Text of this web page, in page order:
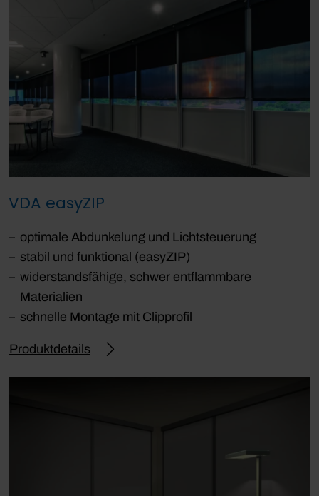
VDA easyZIP
optimale Abdunkelung und Lichtsteuerung
stabil und funktional (easyZIP)
widerstandsfähige, schwer entflammbare
Materialien
schnelle Montage mit Clipprofil
Produktdetails